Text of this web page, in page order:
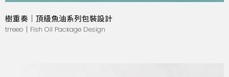
樹重奏｜頂級魚油系列包裝設計
trreeo｜Fish Oil Package Design